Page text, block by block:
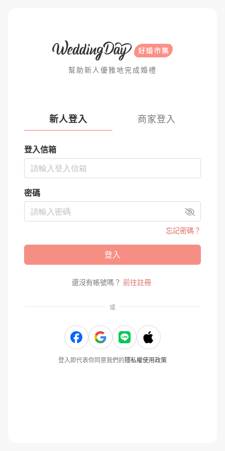
幫助新人優雅地完成婚禮
新人登入 商家登入
登入信箱
密碼
忘記密碼？
登入
還沒有帳號嗎？ 前往註冊
或
登入即代表你同意我們的隱私權使用政策